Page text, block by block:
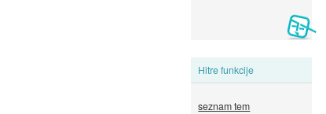
Hitre funkcije
seznam tem